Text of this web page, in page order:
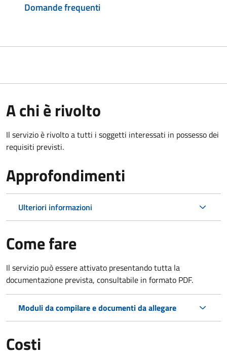
Domande frequenti
A chi è rivolto
Il servizio è rivolto a tutti i soggetti interessati in possesso dei
requisiti previsti.
Approfondimenti
Ulteriori informazioni
Come fare
Il servizio può essere attivato presentando tutta la
documentazione prevista, consultabile in formato PDF.
Moduli da compilare e documenti da allegare
Costi